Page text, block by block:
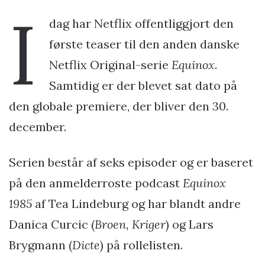
I
dag har Netflix offentliggjort den
første teaser til den anden danske
Netflix Original-serie Equinox.
Samtidig er der blevet sat dato på
den globale premiere, der bliver den 30.
december.
Serien består af seks episoder og er baseret
på den anmelderroste podcast Equinox
1985 af Tea Lindeburg og har blandt andre
Danica Curcic (Broen, Kriger) og Lars
Brygmann (Dicte) på rollelisten.